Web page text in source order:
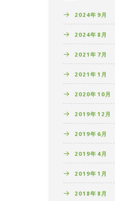
2024年9月
2024年8月
2021年7月
2021年1月
2020年10月
2019年12月
2019年6月
2019年4月
2019年1月
2018年8月